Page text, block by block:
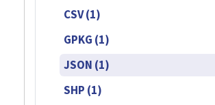
CSV (1)
GPKG (1)
JSON (1)
SHP (1)